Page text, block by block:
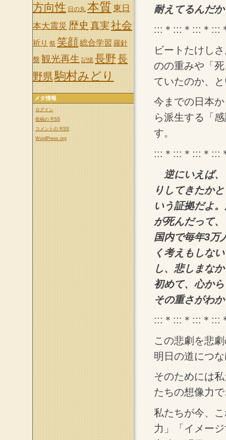
耐えてるんだ
:::＊:::＊:::＊:::
ビートたけし
のの重みや「
ていたのか、
今までの日本
ら派生する「
す。
:::＊:::＊:::＊:::
逆にいえば、
りしてきたかと
いう証拠だよ
が死んだって、
国内で毎年3万
く考えもしない
し、悲しまな
初めて、心から
その重さがわ
:::＊:::＊:::＊:::
この悲劇を悲
明日の道につ
そのためには
たちの想像力
私たちが今、
力」「イメー
方向性 日の丸 本質東日
本大震災 歴史 真実社会
祈り 祭 笑顔総合学習 羅針
盤 観光再生 記憶 長野長
野県駒村みどり
メタ情報
ログイン
投稿の RSS
コメントの RSS
WordPress.org